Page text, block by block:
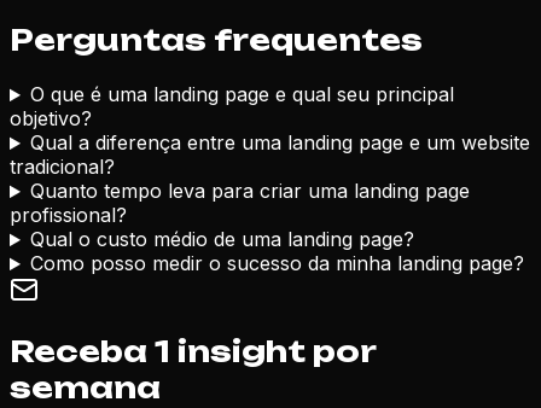
Perguntas frequentes
O que é uma landing page e qual seu principal
objetivo?
Qual a diferença entre uma landing page e um website
tradicional?
Quanto tempo leva para criar uma landing page
profissional?
Qual o custo médio de uma landing page?
Como posso medir o sucesso da minha landing page?
Receba 1 insight por
semana